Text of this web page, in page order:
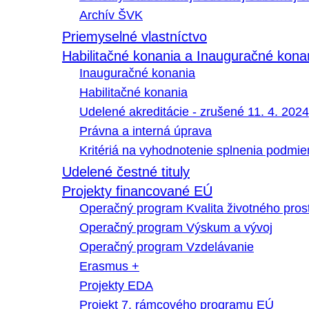
Archív ŠVK
Priemyselné vlastníctvo
Habilitačné konania a Inauguračné
Inauguračné konania
Habilitačné konania
Udelené akreditácie - zrušené 11. 4. 2024
Právna a interná úprava
Kritériá na vyhodnotenie splnenia
Udelené čestné tituly
Projekty financované EÚ
Operačný program Kvalita životného
Operačný program Výskum a vývoj
Operačný program Vzdelávanie
Erasmus +
Projekty EDA
Projekt 7. rámcového programu EÚ